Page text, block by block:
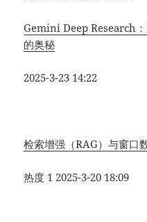
Gemini Deep Research
的奥秘
2025-3-23 14:22
检索增强（RAG）与窗口
热度 1 2025-3-20 18:09